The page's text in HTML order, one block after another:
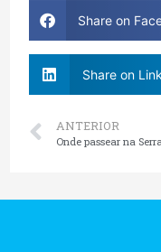
Share on
Share on
ANTERIOR